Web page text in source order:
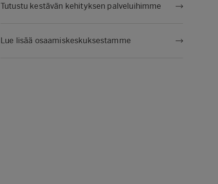
Tutustu kestävän kehityksen palveluihimme
Lue lisää osaamiskeskuksestamme